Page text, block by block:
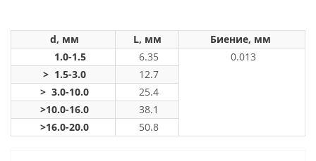
d, мм L, мм
Биение, мм
1.0-1.5
6.35
0.013
> 1.5-3.0
12.7
> 3.0-10.0
25.4
>10.0-16.0
38.1
>16.0-20.0
50.8